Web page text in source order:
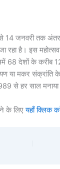
14 जनवरी तक
रहा है। इस
68 देशों के करीब
या मकर संक्रांति
से हर साल मनाया
के लिएयहाँ क्लिक